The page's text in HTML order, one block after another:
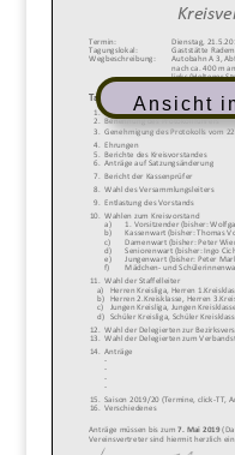
Ansicht